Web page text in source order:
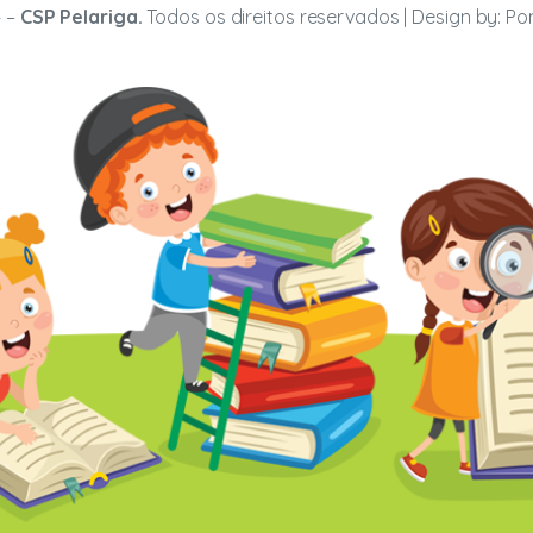
CSP Pelariga. Todos os direitos reservados | Design by: